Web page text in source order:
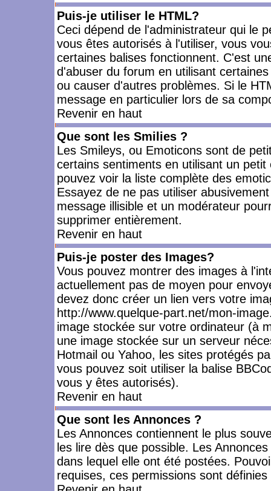
Puis-je utiliser le HTML?
Ceci dépend de l'administrateur qui le
vous êtes autorisés à l'utiliser, vous
certaines balises fonctionnent. C'est
d'abuser du forum en utilisant
ou causer d'autres problèmes. Si le
message en particulier lors de sa
Revenir en haut
Que sont les Smilies ?
Les Smileys, ou Emoticons sont de
certains sentiments en utilisant un
pouvez voir la liste complète des
Essayez de ne pas utiliser
message illisible et un modérateur
supprimer entièrement.
Revenir en haut
Puis-je poster des Images?
Vous pouvez montrer des images à
actuellement pas de moyen pour
devez donc créer un lien vers votre
http://www.quelque-part.net/mon-
image stockée sur votre ordinateur (à
une image stockée sur un serveur
Hotmail ou Yahoo, les sites protégés
vous pouvez soit utiliser la balise
vous y êtes autorisés).
Revenir en haut
Que sont les Annonces ?
Les Annonces contiennent le plus
les lire dès que possible. Les
dans lequel elle ont été postées.
requises, ces permissions sont